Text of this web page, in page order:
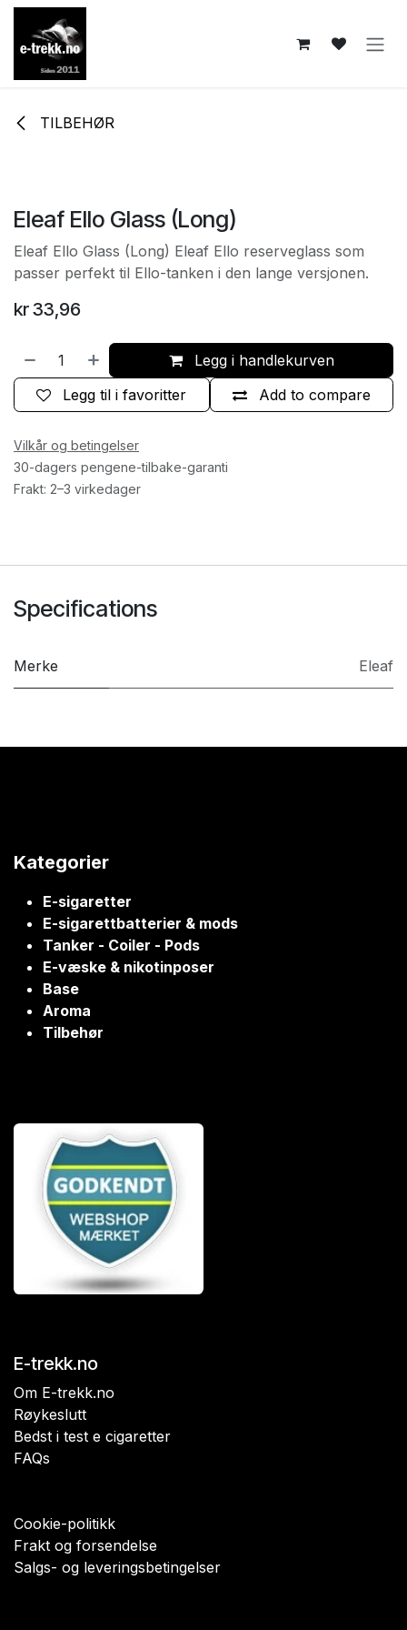
Skip to Content
TILBEHØR
Eleaf Ello Glass (Long)
Eleaf Ello Glass (Long) Eleaf Ello reserveglass som
passer perfekt til Ello-tanken i den lange versjonen.
kr33,96
Legg i handlekurven
Add to compare
Legg til i favoritter
Vilkår og betingelser
30-dagers pengene-tilbake-garanti
Frakt: 2–3 virkedager
Specifications
Merke Eleaf
Kategorier
E-sigaretter
E-sigarettbatterier & mods
Tanker - Coiler - Pods
E-væske & nikotinposer
Base
Aroma
Tilbehør
E-trekk.no
Om E-trekk.no
Røykeslutt
Bedst i test e cigaretter
FAQs
Cookie-politikk
Frakt og forsendelse
Salgs- og leveringsbetingelser